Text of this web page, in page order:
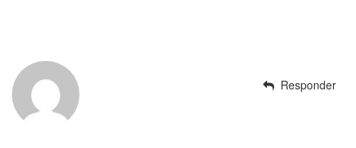
Responder